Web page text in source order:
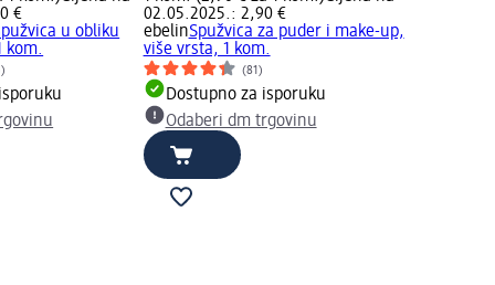
€
u obliku
kom.
02.05.2025.: 2,90 €
ebelinSpužvica za puder i make-up,
više vrsta, 1 kom.
(81)
Dostupno za isporuku
Odaberi dm trgovinu